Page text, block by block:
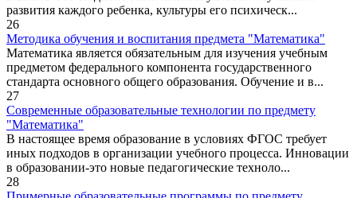
развития каждого ребенка, культуры его психическ...
26
Методика обучения и воспитания предмета "Математика"
Математика является обязательным для изучения учебным
предметом федерального компонента государственного
стандарта основного общего образования. Обучение и в...
27
Современные образовательные технологии по предмету
"Математика"
В настоящее время образование в условиях ФГОС требует
иных подходов в организации учебного процесса. Инновации
в образовании-это новые педагогические техноло...
28